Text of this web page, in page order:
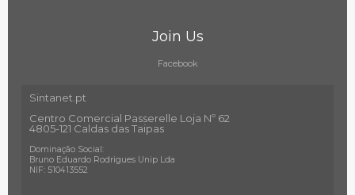
Join Us
Facebook
Sintanet.pt
Centro Comercial Passerelle Loja Nº 62
4805-121 Caldas das Taipas
Dominação Social:
Bruno Eduardo Rodrigues Unip Lda
NIF: 510413552